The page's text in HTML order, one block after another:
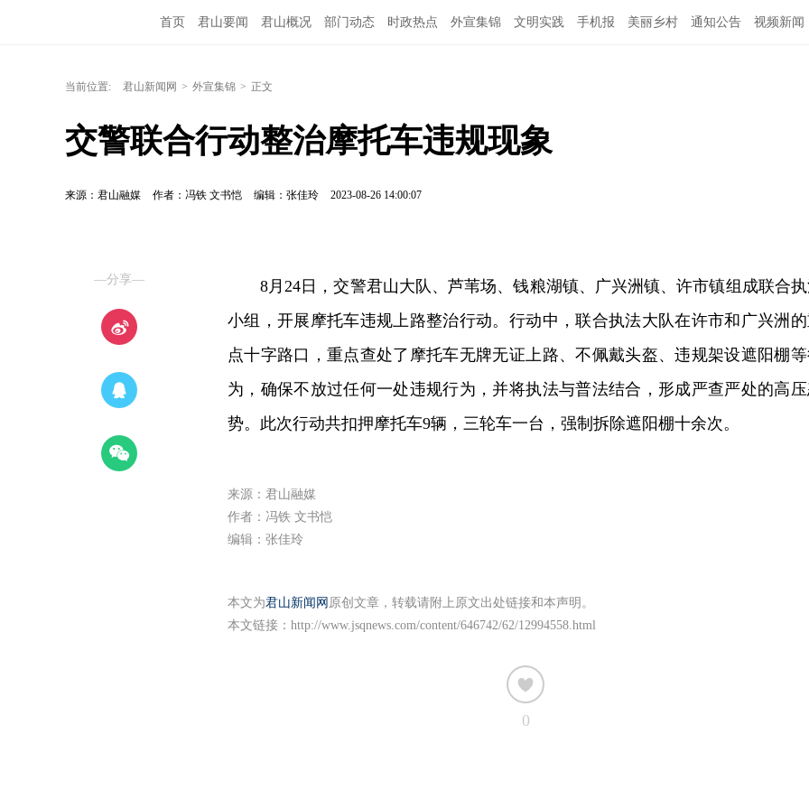
首页 君山要闻 君山概况 部门动态 时政热点 外宣集锦 文明实践 手机报 美丽乡村 通知公告 视频新闻
当前位置: 君山新闻网 > 外宣集锦 > 正文
交警联合行动整治摩托车违规现象
来源：君山融媒 作者：冯铁 文书恺 编辑：张佳玲 2023-08-26 14:00:07
—分享—
8月24日，交警君山大队、芦苇场、钱粮湖镇、广兴洲镇、许市镇组成联合
小组，开展摩托车违规上路整治行动。行动中，联合执法大队在许市和广兴洲
点十字路口，重点查处了摩托车无牌无证上路、不佩戴头盔、违规架设遮阳棚
为，确保不放过任何一处违规行为，并将执法与普法结合，形成严查严处的高
势。此次行动共扣押摩托车9辆，三轮车一台，强制拆除遮阳棚十余次。
来源：君山融媒
作者：冯铁 文书恺
编辑：张佳玲
本文为君山新闻网 原创文章，转载请附上原文出处链接和本声明。
本文链接： http://www.jsqnews.com/content/646742/62/12994558.html
0